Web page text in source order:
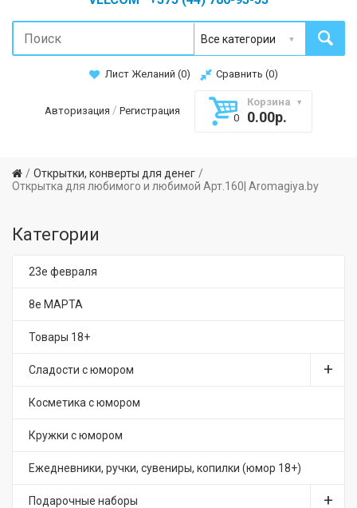
Лист Желаний (0) Сравнить (0)
Авторизация / Регистрация
Корзина
0
0.00р.
Открытки, конверты для денег
Открытка для любимого и любимой Арт.160| Aromagiya.by
Категории
23е февраля
8е МАРТА
Товары 18+
Сладости с юмором
Косметика с юмором
Кружки с юмором
Ежедневники, ручки, сувениры, копилки (юмор 18+)
Подарочные наборы